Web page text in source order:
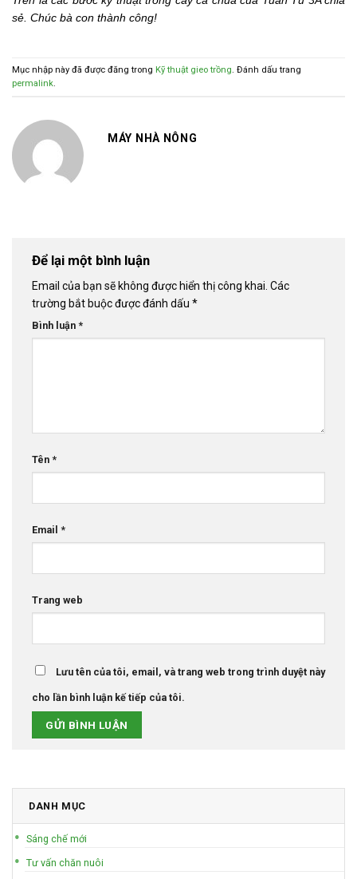
sẻ. Chúc bà con thành công!
Mục nhập này đã được đăng trong Kỹ thuật gieo trồng. Đánh dấu trang
permalink.
MÁY NHÀ NÔNG
Để lại một bình luận
Email của bạn sẽ không được hiển thị công khai. Các
trường bắt buộc được đánh dấu *
Bình luận *
Tên *
Email *
Trang web
Lưu tên của tôi, email, và trang web trong trình duyệt này
cho lần bình luận kế tiếp của tôi.
DANH MỤC
Sáng chế mới
Tư vấn chăn nuôi